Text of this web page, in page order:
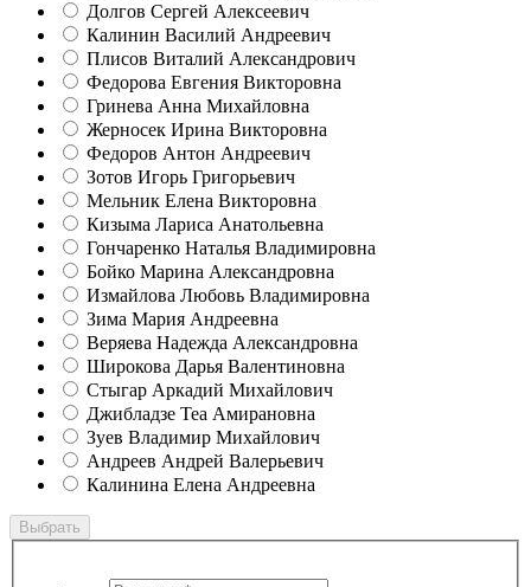
Долгов Сергей Алексеевич
Калинин Василий Андреевич
Плисов Виталий Александрович
Федорова Евгения Викторовна
Гринева Анна Михайловна
Жерносек Ирина Викторовна
Федоров Антон Андреевич
Зотов Игорь Григорьевич
Мельник Елена Викторовна
Кизыма Лариса Анатольевна
Гончаренко Наталья Владимировна
Бойко Марина Александровна
Измайлова Любовь Владимировна
Зима Мария Андреевна
Веряева Надежда Александровна
Широкова Дарья Валентиновна
Стыгар Аркадий Михайлович
Джибладзе Теа Амирановна
Зуев Владимир Михайлович
Андреев Андрей Валерьевич
Калинина Елена Андреевна
Выбрать